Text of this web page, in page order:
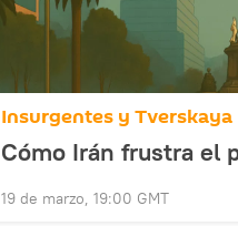
Insurgentes y Tverskaya
Cómo Irán frustra el
19 de marzo, 19:00 GMT